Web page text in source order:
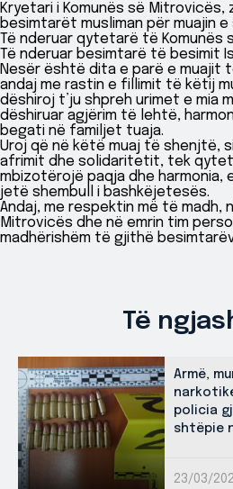
Kryetari i Komunës së Mitrovicës,
besimtarët musliman për muajin
Të nderuar qytetarë të Komunës
Të nderuar besimtarë të besimit
Nesër është dita e parë e muajit
andaj me rastin e fillimit të këtij
dëshiroj t’ju shpreh urimet e mia
dëshiruar agjërim të lehtë,
begati në familjet tuaja.
Uroj që në këtë muaj të shenjtë,
afrimit dhe solidaritetit, tek
mbizotërojë paqja dhe
jetë shembull i bashkëjetesës.
Andaj, me respektin më të madh,
Mitrovicës dhe në emrin tim
madhërishëm të gjithë
Të
Armë,
policia
shtëpie
23/03/